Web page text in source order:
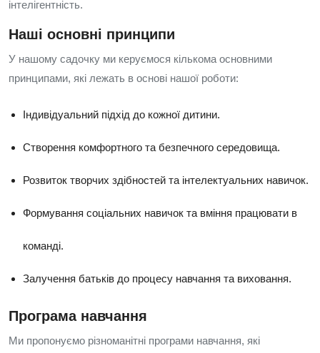
інтелігентність.
Наші основні принципи
У нашому садочку ми керуємося кількома основними
принципами, які лежать в основі нашої роботи:
Індивідуальний підхід до кожної дитини.
Створення комфортного та безпечного середовища.
Розвиток творчих здібностей та інтелектуальних навичок.
Формування соціальних навичок та вміння працювати в
команді.
Залучення батьків до процесу навчання та виховання.
Програма навчання
Ми пропонуємо різноманітні програми навчання, які